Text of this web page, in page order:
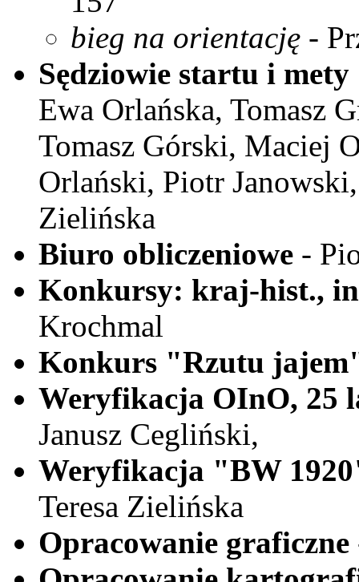
bieg na orientację -
Sędziowie startu i mety
Ewa Orlańska, Tomasz
Tomasz Górski, Maciej
Orlański, Piotr
Zielińska
Biuro obliczeniowe -
Konkursy: kraj-hist.,
Krochmal
Konkurs "Rzutu
Weryfikacja OInO,
Janusz Cegliński,
Weryfikacja "BW
Teresa Zielińska
Opracowanie graficzne